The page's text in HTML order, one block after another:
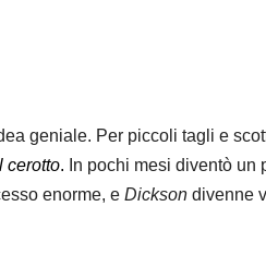
geniale. Per piccoli tagli e
cerotto. In pochi mesi diventò
enorme, e Dickson divenne